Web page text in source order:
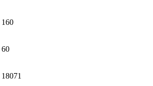
160
60
18071